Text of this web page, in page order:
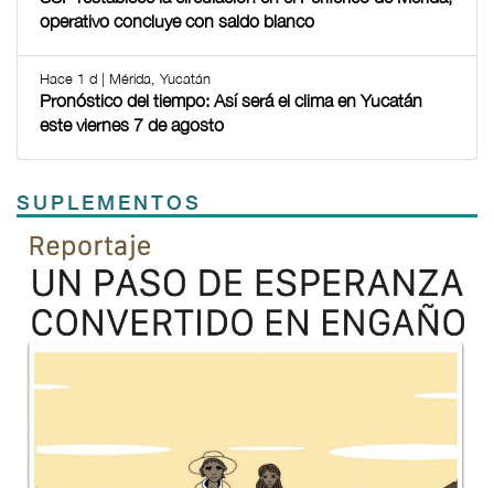
operativo concluye con saldo blanco
Hace 1 d | Mérida, Yucatán
Pronóstico del tiempo: Así será el clima en Yucatán
este viernes 7 de agosto
SUPLEMENTOS